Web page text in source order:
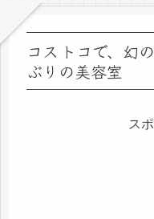
コストコで、幻
ぶりの美容室
ス